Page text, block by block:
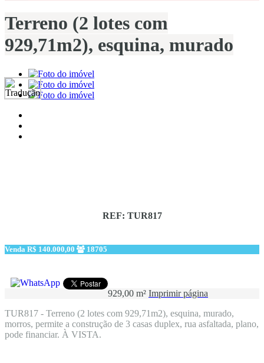
Terreno (2 lotes com
929,71m2), esquina, murado
REF: TUR817
Venda R$ 140.000,00 18705
929,00 m² Imprimir página
TUR817 - Terreno (2 lotes com 929,71m2), esquina, murado,
morros, permite a construção de 3 casas duplex, rua asfaltada, plano,
pode financiar. À VISTA.